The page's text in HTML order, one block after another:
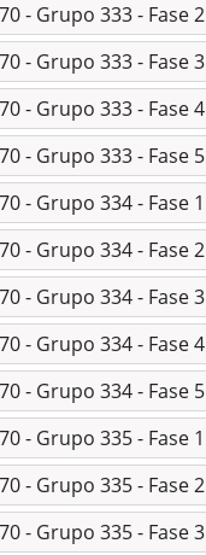
- Grupo 333 - Fase 2
- Grupo 333 - Fase 3
- Grupo 333 - Fase 4
- Grupo 333 - Fase 5
- Grupo 334 - Fase 1
- Grupo 334 - Fase 2
- Grupo 334 - Fase 3
- Grupo 334 - Fase 4
- Grupo 334 - Fase 5
- Grupo 335 - Fase 1
- Grupo 335 - Fase 2
- Grupo 335 - Fase 3